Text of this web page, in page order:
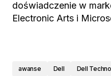
doświadczenie w
Electronic Arts i
awanse Dell Dell